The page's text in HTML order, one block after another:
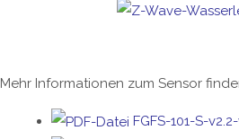
Mehr Informationen zum Sensor
FGFS-101-S-